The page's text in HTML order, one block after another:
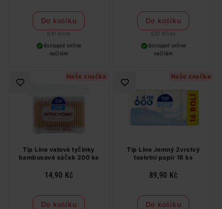
Do košíku
0,47 Kč/ m
dostupné online
načítám
Do košíku
0,07 Kč/ ks
dostupné online
načítám
Naše značka
Tip Line vatové tyčinky
bambusové sáček 200 ks
14,90 Kč
Do košíku
Naše značka
Tip Line Jemný 2vrstvý
toaletní papír 16 ks
89,90 Kč
Do košíku